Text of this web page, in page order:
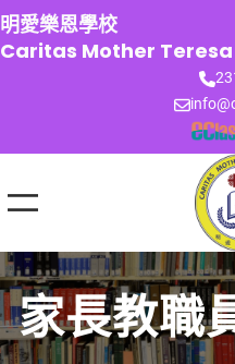
跳
至
主
明愛樂恩學校
Caritas Mother Teresa
家長教職